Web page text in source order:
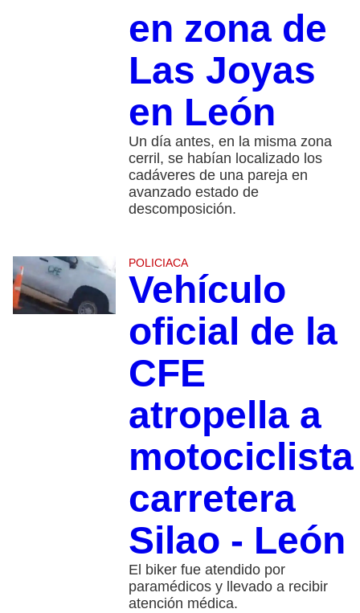
en zona de
Las Joyas
en León
Un día antes, en la misma zona
cerril, se habían localizado los
cadáveres de una pareja en
avanzado estado de
descomposición.
POLICIACA
Vehículo
oficial de la
CFE
atropella a
motociclista
carretera
Silao - León
El biker fue atendido por
paramédicos y llevado a recibir
atención médica.